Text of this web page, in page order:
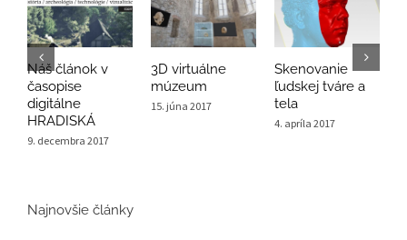
Náš článok v
časopise
digitálne
HRADISKÁ
9. decembra 2017
3D virtuálne
múzeum
15. júna 2017
Skenovanie
ľudskej tváre a
tela
4. apríla 2017
Najnovšie články